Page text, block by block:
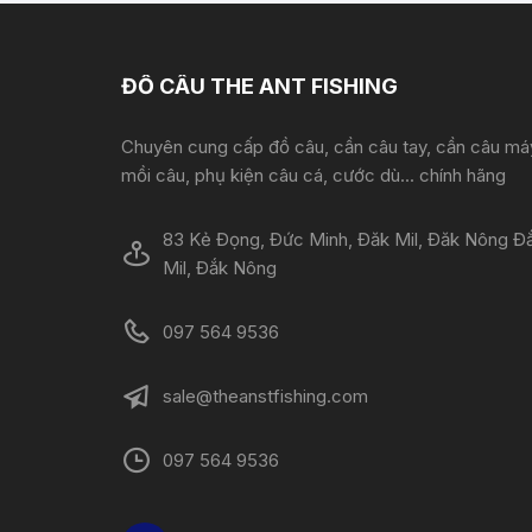
ĐỒ CÂU THE ANT FISHING
Chuyên cung cấp đồ câu, cần câu tay, cần câu
mồi câu, phụ kiện câu cá, cước dù... chính hãng
83 Kẻ Đọng, Đức Minh, Đăk Mil, Đăk Nông
Mil, Đắk Nông
097 564 9536
sale@theanstfishing.com
097 564 9536